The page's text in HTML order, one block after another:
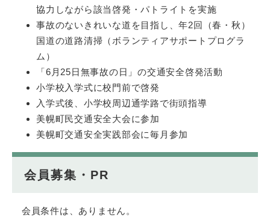
協力しながら該当啓発・パトライトを実施
事故のないきれいな道を目指し、年2回（春・秋）
国道の道路清掃（ボランティアサポートプログラ
ム）
「6月25日無事故の日」の交通安全啓発活動
小学校入学式に校門前で啓発
入学式後、小学校周辺通学路で街頭指導
美幌町民交通安全大会に参加
美幌町交通安全実践部会に毎月参加
会員募集・PR
会員条件は、ありません。